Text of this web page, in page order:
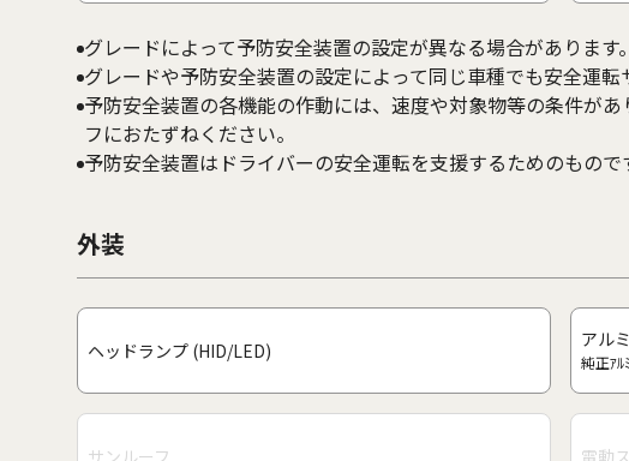
グレードによって予防安全装置の設定が異なる場合があります。
グレードや予防安全装置の設定によって同じ車種でも安全運転
予防安全装置の各機能の作動には、速度や対象物等の条件が
フにおたずねください。
予防安全装置はドライバーの安全運転を支援するためのもの
外装
ヘッドランプ (HID/LED) アル
純正ｱﾙﾐ